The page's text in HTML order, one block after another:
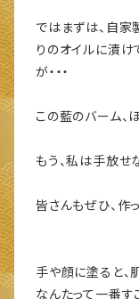
ではまずは、自家
りのオイルに漬け
が・・・
この藍のバーム、
もう、私は手放
皆さんもぜひ、作
手や顔に塗ると、
なんたって一番す